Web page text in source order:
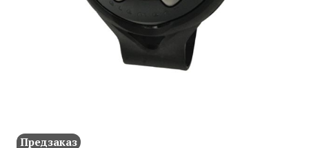
Предзаказ